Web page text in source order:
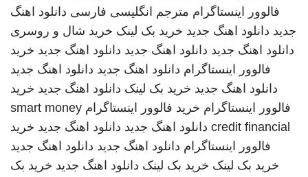
فالوور اینستاگرام مترجم انگلیسی فارسی دانلود اهنگ
جدید دانلود اهنگ جدید خرید بک لینک خرید شال و روسری
دانلود اهنگ جدید دانلود اهنگ جدید دانلود اهنگ جدید خرید
فالوور اینستاگرام دانلود اهنگ جدید دانلود اهنگ جدید
دانلود اهنگ جدید خرید بک لینک دانلود اهنگ جدید خرید
فالوور اینستاگرام خرید فالوور اینستاگرام smart money
credit financial دانلود اهنگ جدید دانلود اهنگ جدید خرید
فالوور اینستاگرام دانلود اهنگ جدید دانلود اهنگ جدید
خرید بک لینک خرید بک لینک دانلود اهنگ جدید خرید بک